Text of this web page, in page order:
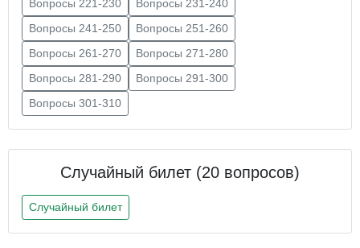
Вопросы 221-230
Вопросы 231-240
Вопросы 241-250
Вопросы 251-260
Вопросы 261-270
Вопросы 271-280
Вопросы 281-290
Вопросы 291-300
Вопросы 301-310
Случайный билет (20 вопросов)
Случайный билет